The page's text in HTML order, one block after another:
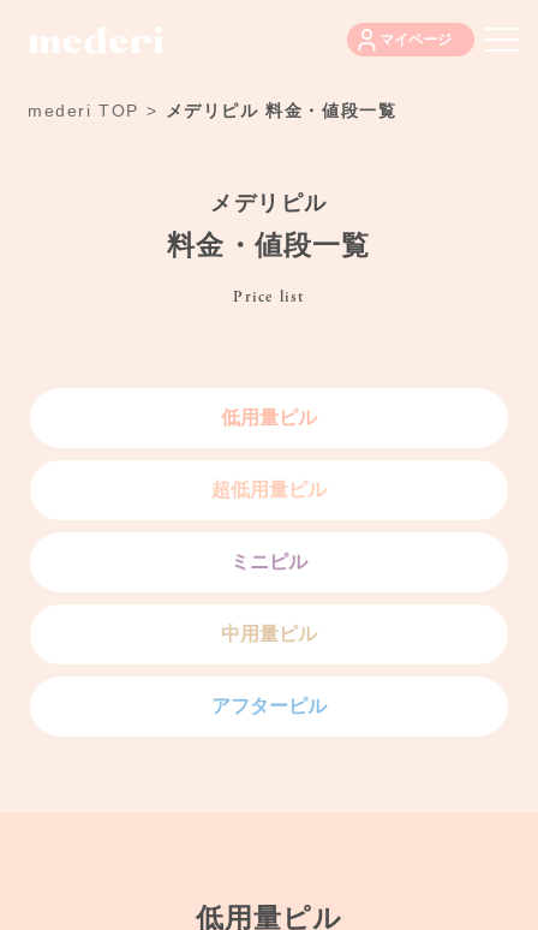
マイページ
mederi TOP > メデリピル 料金・値段一覧
メデリピル
料金・値段一覧
Price list
低用量ピル
超低用量ピル
ミニピル
中用量ピル
アフターピル
低用量ピル